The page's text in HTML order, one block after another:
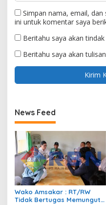
Simpan nama, email,
ini untuk komentar saya
Beritahu saya akan
Beritahu saya akan
News Feed
Wako Amsakar : RT/RW
Tidak Bertugas Memungut